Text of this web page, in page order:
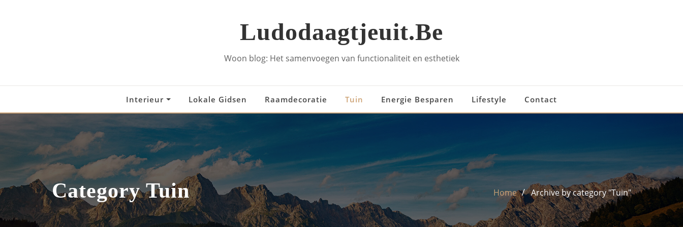
Ludodaagtjeuit.be
Woon blog: Het samenvoegen van functionaliteit en esthetiek
Interieur Lokale Gidsen Raamdecoratie Tuin Energie Besparen Lifestyle Contact
Category Tuin Home Archive by category "Tuin"